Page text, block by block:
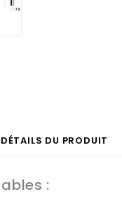
DÉTAILS DU PRODUIT
: